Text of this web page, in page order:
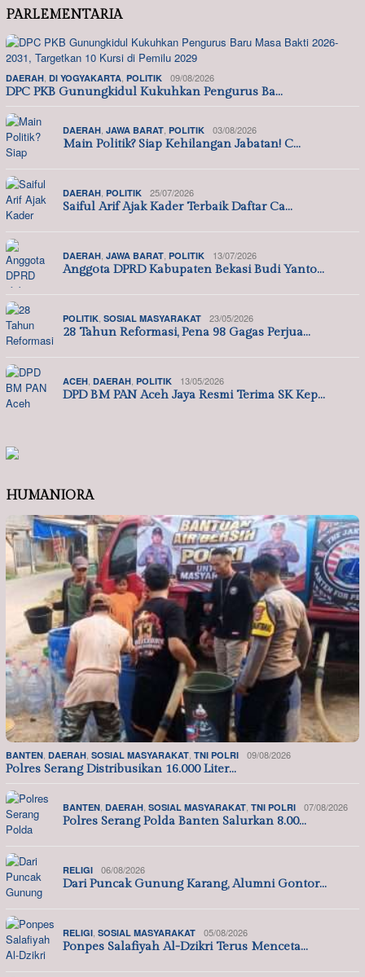
PARLEMENTARIA
DAERAH, DI YOGYAKARTA, POLITIK 09/08/2026
DPC PKB Gunungkidul Kukuhkan Pengurus Ba…
DAERAH, JAWA BARAT, POLITIK 03/08/2026
Main Politik? Siap Kehilangan Jabatan! C…
DAERAH, POLITIK 25/07/2026
Saiful Arif Ajak Kader Terbaik Daftar Ca…
DAERAH, JAWA BARAT, POLITIK 13/07/2026
Anggota DPRD Kabupaten Bekasi Budi Yanto…
POLITIK, SOSIAL MASYARAKAT 23/05/2026
28 Tahun Reformasi, Pena 98 Gagas Perjua…
ACEH, DAERAH, POLITIK 13/05/2026
DPD BM PAN Aceh Jaya Resmi Terima SK Kep…
HUMANIORA
BANTEN DAERAH SOSIAL MASYARAKAT TNI POLRI 09/08/2026
Polres Serang Distribusikan 16.000 Liter…
BANTEN DAERAH SOSIAL MASYARAKAT TNI POLRI 07/08/2026
Polres Serang Polda Banten Salurkan 8.00…
RELIGI 06/08/2026
Dari Puncak Gunung Karang, Alumni Gontor…
RELIGI SOSIAL MASYARAKAT 05/08/2026
Ponpes Salafiyah Al-Dzikri Terus Menceta…